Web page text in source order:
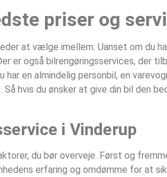
priser og
at vælge imellem. Uanset om du
er også bilrengøringsservices, der
en almindelig personbil, en
hvis du ønsker at give din bil den
i Vinderup‎
du bør overveje. Først og
erfaring og omdømme for at